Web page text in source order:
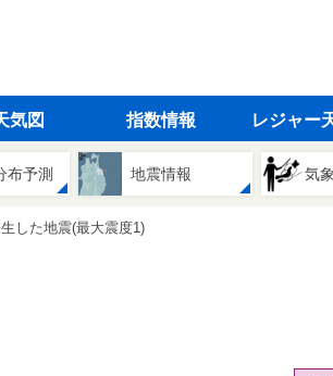
気図 指数情報 レジャー
布予測 地震情報 気
した地震(最大震度1)